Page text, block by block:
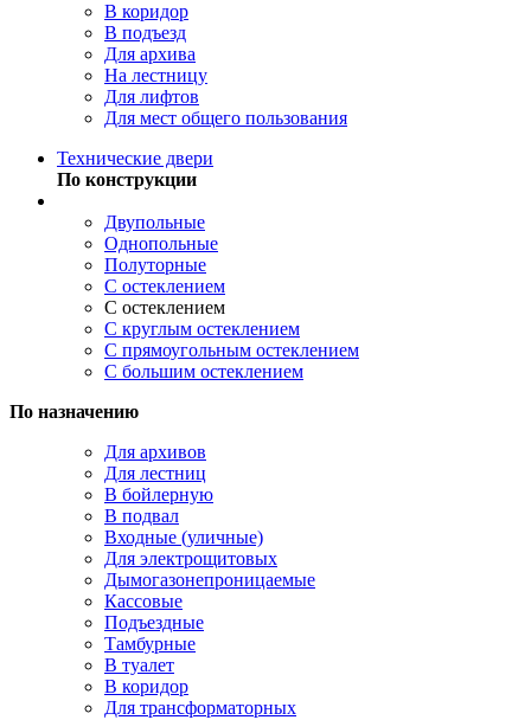
В коридор
В подъезд
Для архива
На лестницу
Для лифтов
Для мест общего пользования
Технические двери
По конструкции
Двупольные
Однопольные
Полуторные
С остеклением
С остеклением
С круглым остеклением
С прямоугольным остеклением
С большим остеклением
По назначению
Для архивов
Для лестниц
В бойлерную
В подвал
Входные (уличные)
Для электрощитовых
Дымогазонепроницаемые
Кассовые
Подъездные
Тамбурные
В туалет
В коридор
Для трансформаторных